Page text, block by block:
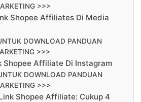
>>>
Shopee Affiliates Di Media
DOWNLOAD PANDUAN
>>>
Shopee Affiliate Di Instagram
DOWNLOAD PANDUAN
>>>
Shopee Affiliate: Cukup 4